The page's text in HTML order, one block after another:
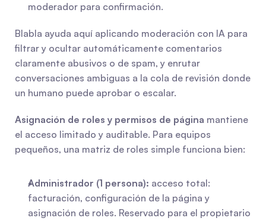
moderador para confirmación.
Blabla ayuda aquí aplicando moderación con IA para
filtrar y ocultar automáticamente comentarios
claramente abusivos o de spam, y enrutar
conversaciones ambiguas a la cola de revisión donde
un humano puede aprobar o escalar.
Asignación de roles y permisos de página mantiene
el acceso limitado y auditable. Para equipos
pequeños, una matriz de roles simple funciona bien:
Administrador (1 persona): acceso total:
facturación, configuración de la página y
asignación de roles. Reservado para el propietario